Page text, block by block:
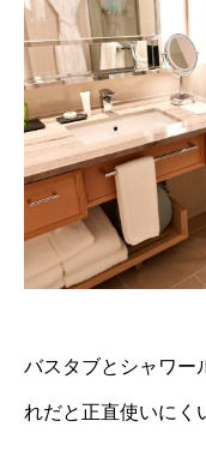
バスタブとシャワー
れだと正直使いにく